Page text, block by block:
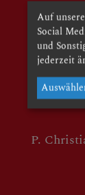
P.
Auf
Social
und
jederzeit